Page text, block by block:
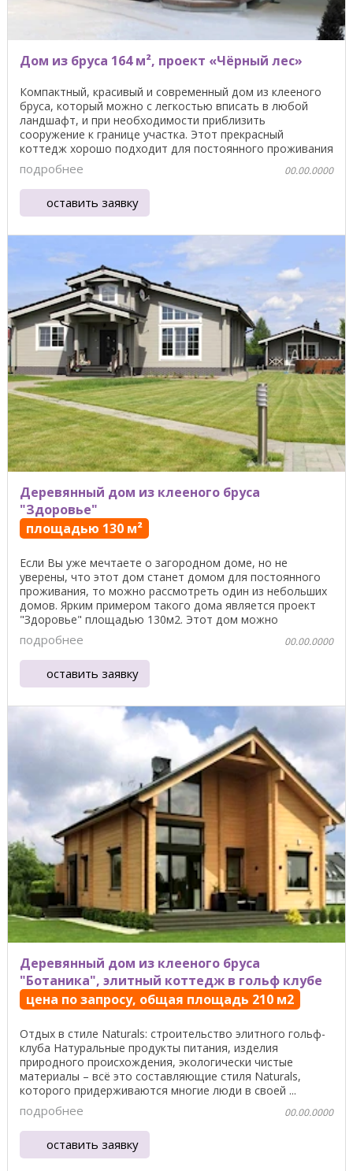
Дом из бруса 164 м², проект «Чёрный лес»
Компактный, красивый и современный дом из клееного
бруса, который можно с легкостью вписать в любой
ландшафт, и при необходимости приблизить
сооружение к границе участка. Этот прекрасный
коттедж хорошо подходит для постоянного проживания
и простого ...
подробнее 00.00.0000
оставить заявку
Деревянный дом из клееного бруса
"Здоровье"
площадью 130 м²
Если Вы уже мечтаете о загородном доме, но не
уверены, что этот дом станет домом для постоянного
проживания, то можно рассмотреть один из небольших
домов. Ярким примером такого дома является проект
"Здоровье" площадью 130м2. Этот дом можно
построить ...
подробнее 00.00.0000
оставить заявку
Деревянный дом из клееного бруса
"Ботаника", элитный коттедж в гольф клубе
цена по запросу, общая площадь 210 м2
Отдых в стиле Naturals: строительство элитного гольф-
клуба Натуральные продукты питания, изделия
природного происхождения, экологически чистые
материалы – всё это составляющие стиля Naturals,
которого придерживаются многие люди в своей ...
подробнее 00.00.0000
оставить заявку